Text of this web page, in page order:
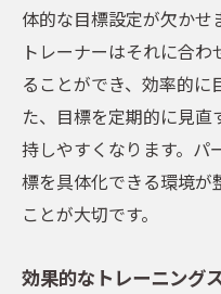
体的な目標設定が欠かせ
トレーナーはそれに合
ることができ、効率的に
た、目標を定期的に見
持しやすくなります。パ
標を具体化できる環境が
ことが大切です。
効果的なトレーニング